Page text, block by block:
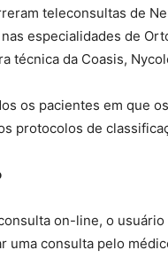
teleconsultas de
especialidades de
técnica da Coasis,
os pacientes em que
protocolos de
on-line, o
uma consulta pelo